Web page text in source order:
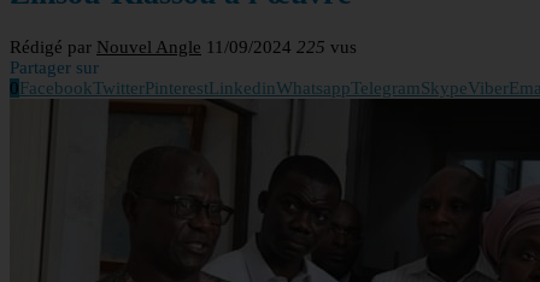
Rédigé par Nouvel Angle 11/09/2024 225 vus
Partager sur
0FacebookTwitterPinterestLinkedinWhatsappTelegramSkypeViber